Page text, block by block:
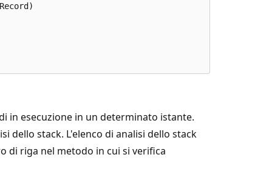
in esecuzione in un determinato istante.
dello stack. L'elenco di analisi dello stack
di riga nel metodo in cui si verifica